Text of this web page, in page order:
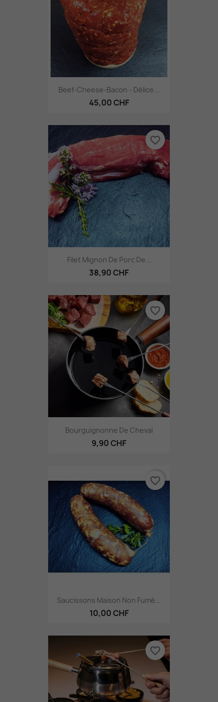
Beef-Cheese-Bacon - Délice...
45,00 CHF
Filet Mignon De Porc De...
38,90 CHF
favorite_border
Bourguignonne De Cheval
9,90 CHF
favorite_border
Saucissons Maison Non Fumé...
10,00 CHF
favorite_border
favorite_border